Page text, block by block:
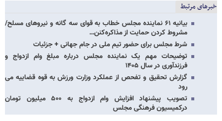
خبرهای مرتبط
بیانیه ۶۱ نماینده مجلس خطاب به قوای سه گانه و نیروهای مسلح/
مشروط کردن حمایت از مذاکره‌کنن…
شرط مجلس برای حضور تیم ملی در جام جهانی + جزئیات
توضیحات مهم یک نماینده مجلس درباره مبلغ وام ازدواج و
فرزندآوری در سال ۱۴۰۵
گزارش تحقیق و تفحص از عملکرد وزارت ورزش به قوه قضاییه می
رود
تصویب پیشنهاد افزایش وام ازدواج به ۵۰۰ میلیون تومان
درکمیسیون فرهنگی مجلس